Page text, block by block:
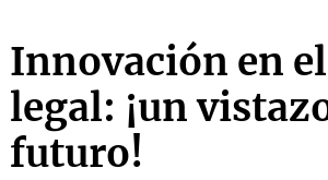
Innovación en
legal: ¡un
futuro!